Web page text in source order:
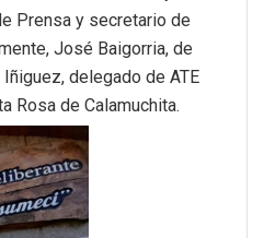
Prensa y secretario de
José Baigorria, de
delegado de ATE
Rosa de Calamuchita.